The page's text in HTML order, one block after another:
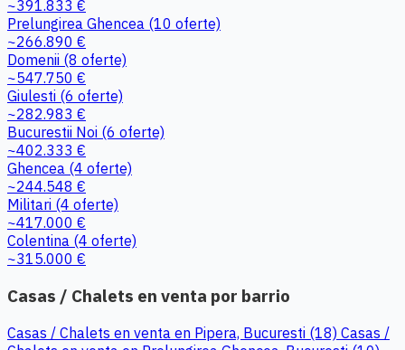
~391.833 €
Prelungirea Ghencea (10 oferte)
~266.890 €
Domenii (8 oferte)
~547.750 €
Giulesti (6 oferte)
~282.983 €
Bucurestii Noi (6 oferte)
~402.333 €
Ghencea (4 oferte)
~244.548 €
Militari (4 oferte)
~417.000 €
Colentina (4 oferte)
~315.000 €
Casas / Chalets en venta por barrio
Casas / Chalets en venta en Pipera, Bucuresti (18) Casas /